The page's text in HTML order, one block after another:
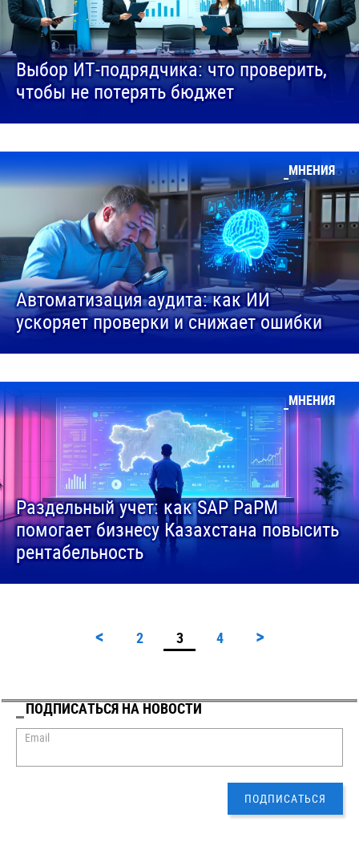
Выбор ИТ-подрядчика: что проверить,
чтобы не потерять бюджет
МНЕНИЯ
Автоматизация аудита: как ИИ
ускоряет проверки и снижает ошибки
МНЕНИЯ
Раздельный учет: как SAP PaPM
помогает бизнесу Казахстана повысить
рентабельность
< 2 3 4 >
ПОДПИСАТЬСЯ НА НОВОСТИ
Email